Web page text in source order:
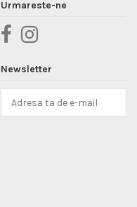
Urmareste-ne
Newsletter